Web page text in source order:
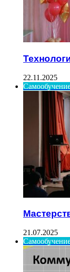
22.11.2025
21.07.2025